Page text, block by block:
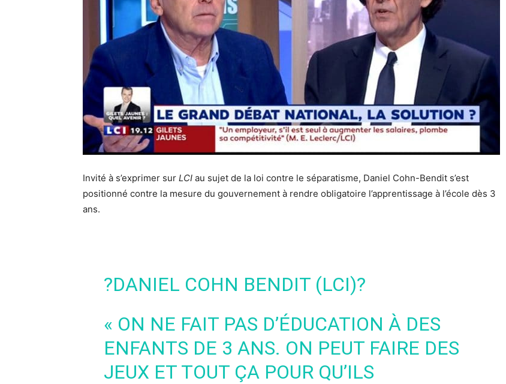
Invité à s’exprimer sur LCI au sujet de la loi contre le séparatisme, Daniel Cohn-Bendit s’est
positionné contre la mesure du gouvernement à rendre obligatoire l’apprentissage à l’école dès 3
ans.
?DANIEL COHN BENDIT (LCI)?
« ON NE FAIT PAS D’ÉDUCATION À DES
ENFANTS DE 3 ANS. ON PEUT FAIRE DES
JEUX ET TOUT ÇA POUR QU’ILS